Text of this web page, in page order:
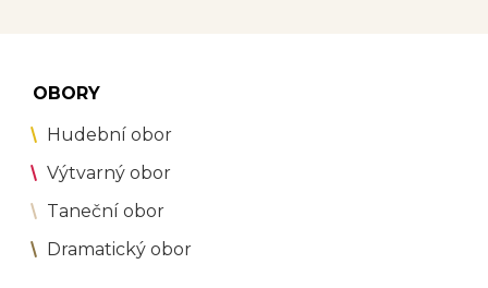
OBORY
Hudební obor
Výtvarný obor
Taneční obor
Dramatický obor